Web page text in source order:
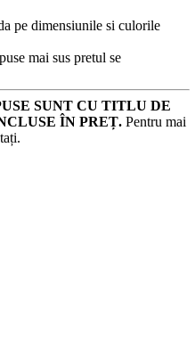
pe dimensiunile si culorile
mai sus pretul se
SUNT CU TITLU DE
ÎN PREȚ. Pentru mai